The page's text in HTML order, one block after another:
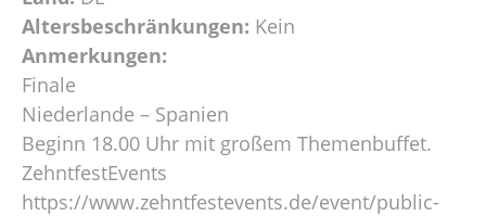
Altersbeschränkungen: Kein
Anmerkungen:
Finale
Niederlande – Spanien
Beginn 18.00 Uhr mit großem Themenbuffet.
ZehntfestEvents
https://www.zehntfestevents.de/event/public-